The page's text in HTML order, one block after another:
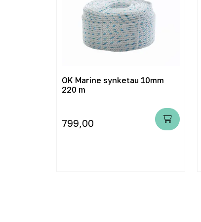
OK Marine synketau 10mm
220 m
799,00